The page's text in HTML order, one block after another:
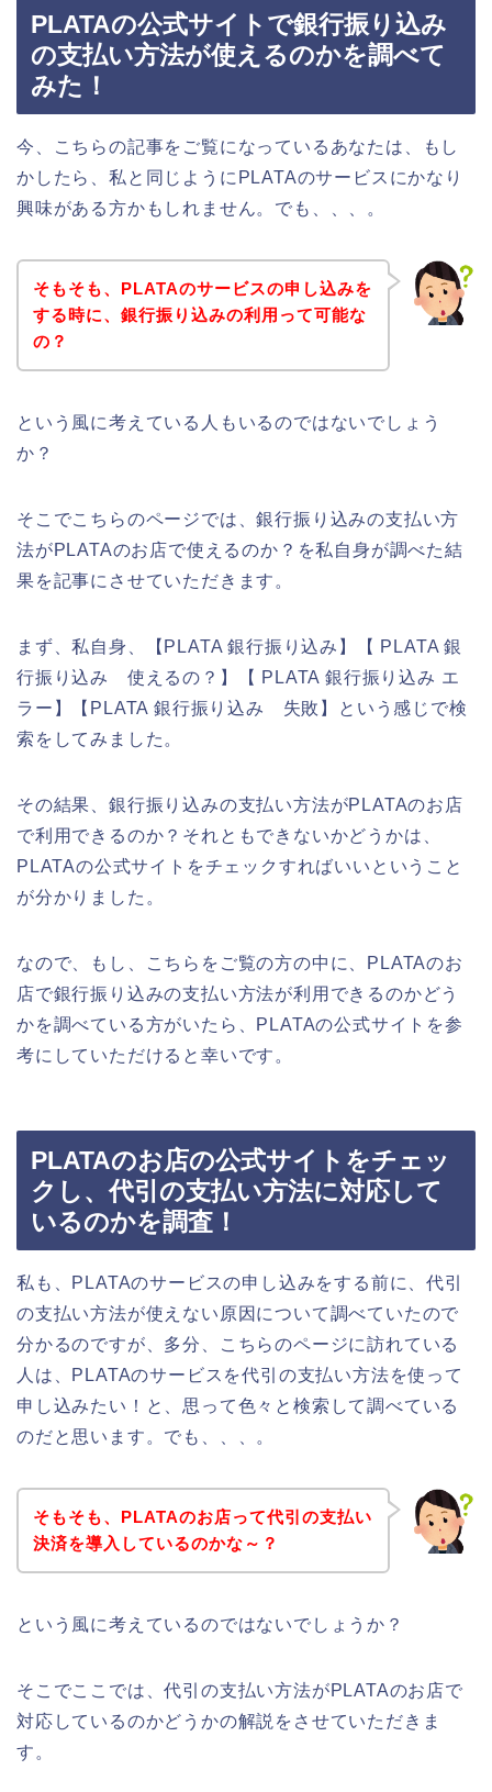
PLATAの公式サイトで銀行振り込み
の支払い方法が使えるのかを調べて
みた！
今、こちらの記事をご覧になっているあなたは、もし
かしたら、私と同じようにPLATAのサービスにかなり
興味がある方かもしれません。でも、、、。
そもそも、PLATAのサービスの申し込みを
する時に、銀行振り込みの利用って可能な
の？
という風に考えている人もいるのではないでしょう
か？
そこでこちらのページでは、銀行振り込みの支払い方
法がPLATAのお店で使えるのか？を私自身が調べた結
果を記事にさせていただきます。
まず、私自身、【PLATA 銀行振り込み】【 PLATA 銀
行振り込み 使えるの？】【 PLATA 銀行振り込み エ
ラー】【PLATA 銀行振り込み 失敗】という感じで検
索をしてみました。
その結果、銀行振り込みの支払い方法がPLATAのお店
で利用できるのか？それともできないかどうかは、
PLATAの公式サイトをチェックすればいいということ
が分かりました。
なので、もし、こちらをご覧の方の中に、PLATAのお
店で銀行振り込みの支払い方法が利用できるのかどう
かを調べている方がいたら、PLATAの公式サイトを参
考にしていただけると幸いです。
PLATAのお店の公式サイトをチェッ
クし、代引の支払い方法に対応して
いるのかを調査！
私も、PLATAのサービスの申し込みをする前に、代引
の支払い方法が使えない原因について調べていたので
分かるのですが、多分、こちらのページに訪れている
人は、PLATAのサービスを代引の支払い方法を使って
申し込みたい！と、思って色々と検索して調べている
のだと思います。でも、、、。
そもそも、PLATAのお店って代引の支払い
決済を導入しているのかな～？
という風に考えているのではないでしょうか？
そこでここでは、代引の支払い方法がPLATAのお店で
対応しているのかどうかの解説をさせていただきま
す。